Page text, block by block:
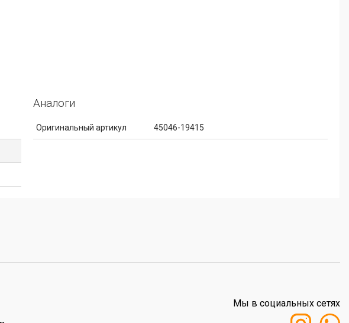
Аналоги
Оригинальный артикул 45046-19415
Мы в социальных сетях